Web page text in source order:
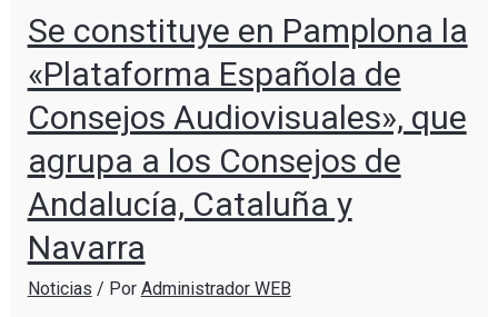
Se constituye en Pamplona la
«Plataforma Española de
Consejos Audiovisuales», que
agrupa a los Consejos de
Andalucía, Cataluña y
Navarra
Noticias / Por Administrador WEB